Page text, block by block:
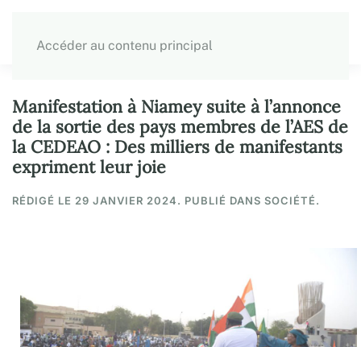
Accéder au contenu principal
Manifestation à Niamey suite à l’annonce
de la sortie des pays membres de l’AES de
la CEDEAO : Des milliers de manifestants
expriment leur joie
RÉDIGÉ LE 29 JANVIER 2024. PUBLIÉ DANS SOCIÉTÉ.